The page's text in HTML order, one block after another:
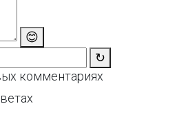
😊
↻
комментариях